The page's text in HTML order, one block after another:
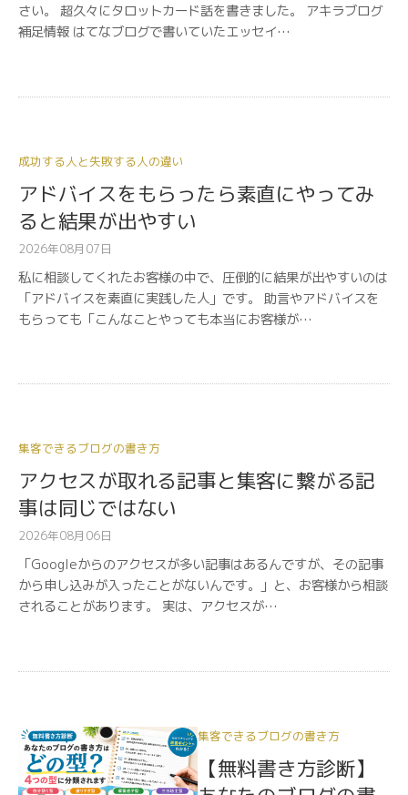
さい。 超久々にタロットカード話を書きました。 アキラブログ
補足情報 はてなブログで書いていたエッセイ…
成功する人と失敗する人の違い
アドバイスをもらったら素直にやってみ
ると結果が出やすい
2026年08月07日
私に相談してくれたお客様の中で、圧倒的に結果が出やすいのは
「アドバイスを素直に実践した人」です。 助言やアドバイスを
もらっても「こんなことやっても本当にお客様が…
集客できるブログの書き方
アクセスが取れる記事と集客に繋がる記
事は同じではない
2026年08月06日
「Googleからのアクセスが多い記事はあるんですが、その記事
から申し込みが入ったことがないんです。」と、お客様から相談
されることがあります。 実は、アクセスが…
集客できるブログの書き方
【無料書き方診断】